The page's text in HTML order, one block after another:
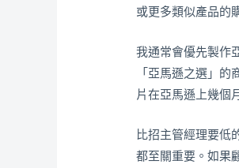
或更多類似產品的
我通常會優先製作
「亞馬遜之選」
片在亞馬遜上幾個
比招主管經理要低
都至關重要。如果